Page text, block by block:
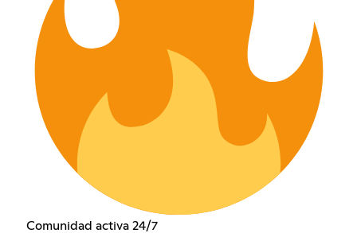
Comunidad activa 24/7